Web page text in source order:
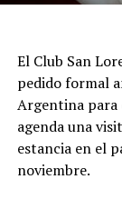
El Club San
pedido formal
Argentina para
agenda una
estancia en el
noviembre.